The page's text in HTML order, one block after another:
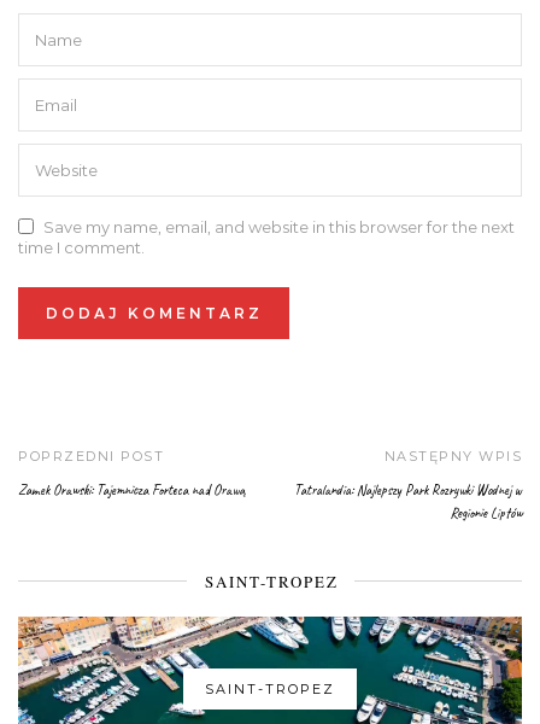
Save my name, email, and website in this browser for the next
time I comment.
POPRZEDNI POST
Zamek Orawski: Tajemnicza Forteca nad Orawą
NASTĘPNY WPIS
Tatralandia: Najlepszy Park Rozrywki Wodnej w
Regionie Liptów
SAINT-TROPEZ
SAINT-TROPEZ